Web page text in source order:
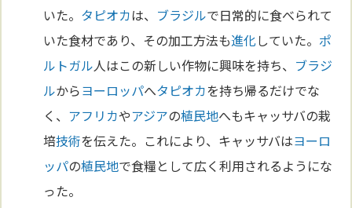
いた。 タピオカは、 ブラジルで日常的に食べられて
いた食材であり、その加工方法も進化していた。 ポ
ルトガル人はこの新しい作物に興味を持ち、 ブラジ
ルからヨーロッパへタピオカを持ち帰るだけでな
く、 アフリカやアジアの植民地へもキャッサバの栽
培技術を伝えた。これにより、キャッサバはヨーロ
ッパの植民地で食糧として広く利用されるようにな
った。